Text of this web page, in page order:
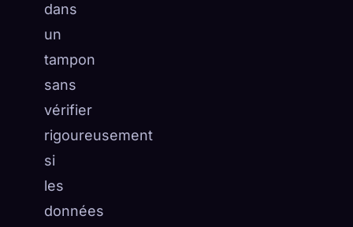
dans
un
tampon
sans
vérifier
rigoureusement
si
les
données